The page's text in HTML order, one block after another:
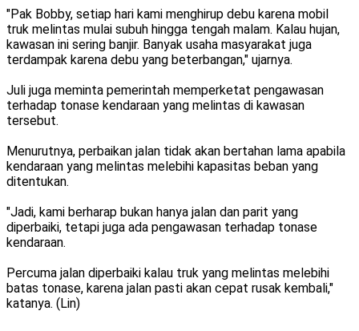
"Pak Bobby, setiap hari kami menghirup debu karena mobil
truk melintas mulai subuh hingga tengah malam. Kalau hujan,
kawasan ini sering banjir. Banyak usaha masyarakat juga
terdampak karena debu yang beterbangan," ujarnya.
Juli juga meminta pemerintah memperketat pengawasan
terhadap tonase kendaraan yang melintas di kawasan
tersebut.
Menurutnya, perbaikan jalan tidak akan bertahan lama apabila
kendaraan yang melintas melebihi kapasitas beban yang
ditentukan.
"Jadi, kami berharap bukan hanya jalan dan parit yang
diperbaiki, tetapi juga ada pengawasan terhadap tonase
kendaraan.
Percuma jalan diperbaiki kalau truk yang melintas melebihi
batas tonase, karena jalan pasti akan cepat rusak kembali,"
katanya. (Lin)